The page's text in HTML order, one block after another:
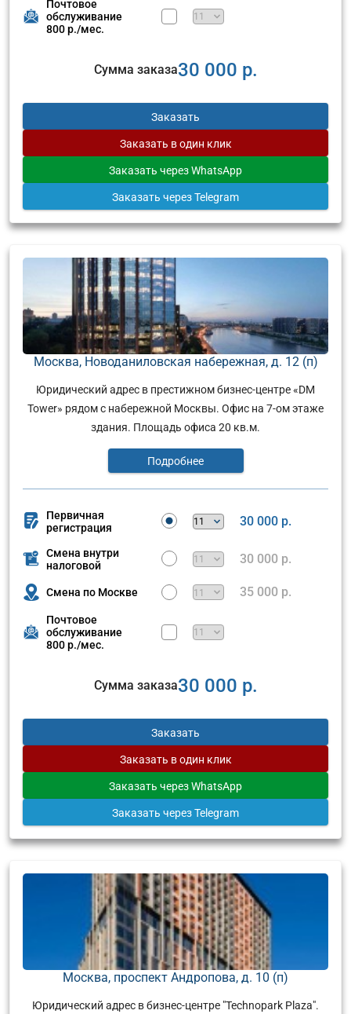
Почтовое
обслуживание
800 р./мес.
Сумма заказа30 000 р.
Заказать
Заказать в один клик
Заказать через WhatsApp
Заказать через Telegram
Москва, Новоданиловская набережная, д. 12 (п)
Юридический адрес в престижном бизнес-центре «DM
Tower» рядом с набережной Москвы. Офис на 7-ом этаже
здания. Площадь офиса 20 кв.м.
Подробнее
Первичная
регистрация
30 000 р.
Смена внутри
налоговой
30 000 р.
Смена по Москве 35 000 р.
Почтовое
обслуживание
800 р./мес.
Сумма заказа30 000 р.
Заказать
Заказать в один клик
Заказать через WhatsApp
Заказать через Telegram
Москва, проспект Андропова, д. 10 (п)
Юридический адрес в бизнес-центре "Technopark Plaza".